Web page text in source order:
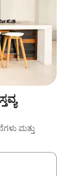
ಮತ್ತು
ಕೀಲಿಗಳೊಂದಿಗೆ